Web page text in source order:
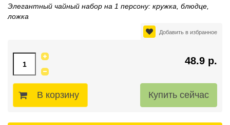
Элегантный чайный набор на 1 персону: кружка, блюдце,
ложка
Добавить в избранное
48.9 р.
В корзину